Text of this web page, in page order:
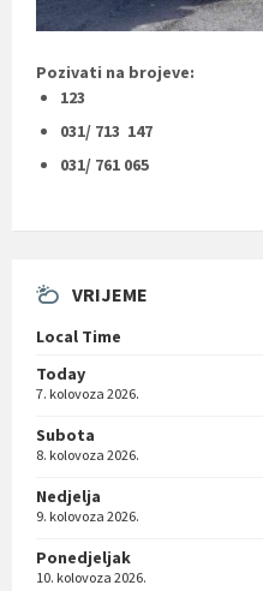
Pozivati na brojeve:
123
031/ 713 147
031/ 761 065
VRIJEME
Local Time
Today
7. kolovoza 2026.
Subota
8. kolovoza 2026.
Nedjelja
9. kolovoza 2026.
Ponedjeljak
10. kolovoza 2026.